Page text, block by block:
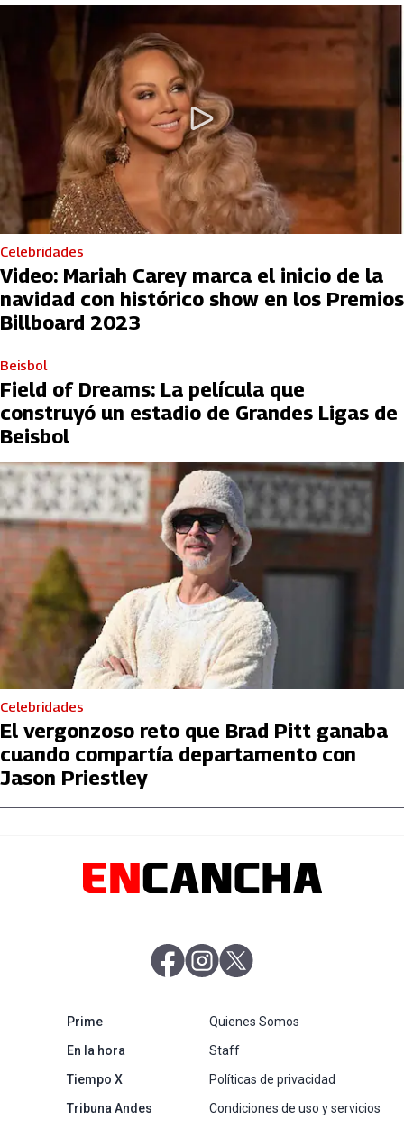
Celebridades
Video: Mariah Carey marca el inicio de la
navidad con histórico show en los Premios
Billboard 2023
Beisbol
Field of Dreams: La película que
construyó un estadio de Grandes Ligas de
Beisbol
Celebridades
El vergonzoso reto que Brad Pitt ganaba
cuando compartía departamento con
Jason Priestley
abre en nueva pestaña
abre en nueva pestaña
Primeabre en nueva pestaña
En la horaabre en nueva pestaña
Tiempo Xabre en nueva pestaña
Tribuna Andesabre en nueva pestaña
Quienes Somos
Staff
Políticas de privacidad
Condiciones de uso y servicios